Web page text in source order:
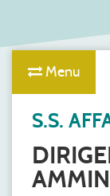
Menu
S.S.